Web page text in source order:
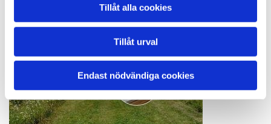
Tillåt alla cookies
Tillåt urval
Endast nödvändiga cookies